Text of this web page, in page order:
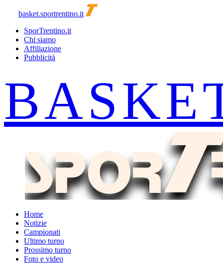
basket.sportrentino.it
SporTrentino.it
Chi siamo
Affiliazione
Pubblicità
Home
Notizie
Campionati
Ultimo turno
Prossimo turno
Foto e video